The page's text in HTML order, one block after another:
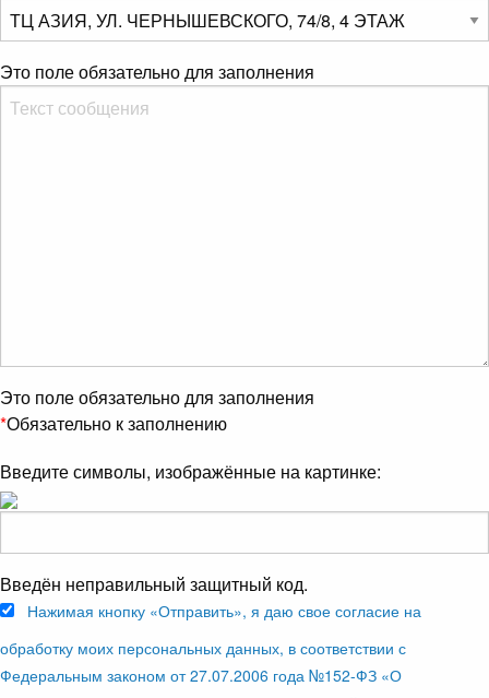
Это поле обязательно для заполнения
Это поле обязательно для заполнения
*Обязательно к заполнению
Введите символы, изображённые на картинке:
Введён неправильный защитный код.
Нажимая кнопку «Отправить», я даю свое согласие на
обработку моих персональных данных, в соответствии с
Федеральным законом от 27.07.2006 года №152-ФЗ «О